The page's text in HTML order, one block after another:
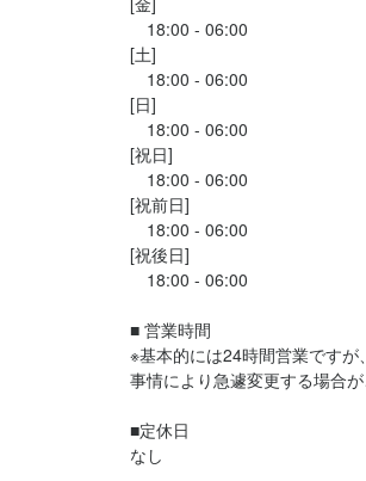
18:00 - 06:00
[土]
18:00 - 06:00
[日]
18:00 - 06:00
[祝日]
18:00 - 06:00
[祝前日]
18:00 - 06:00
[祝後日]
18:00 - 06:00
■ 営業時間
※基本的には24時間営業ですが
事情により急遽変更する場合が
■定休日